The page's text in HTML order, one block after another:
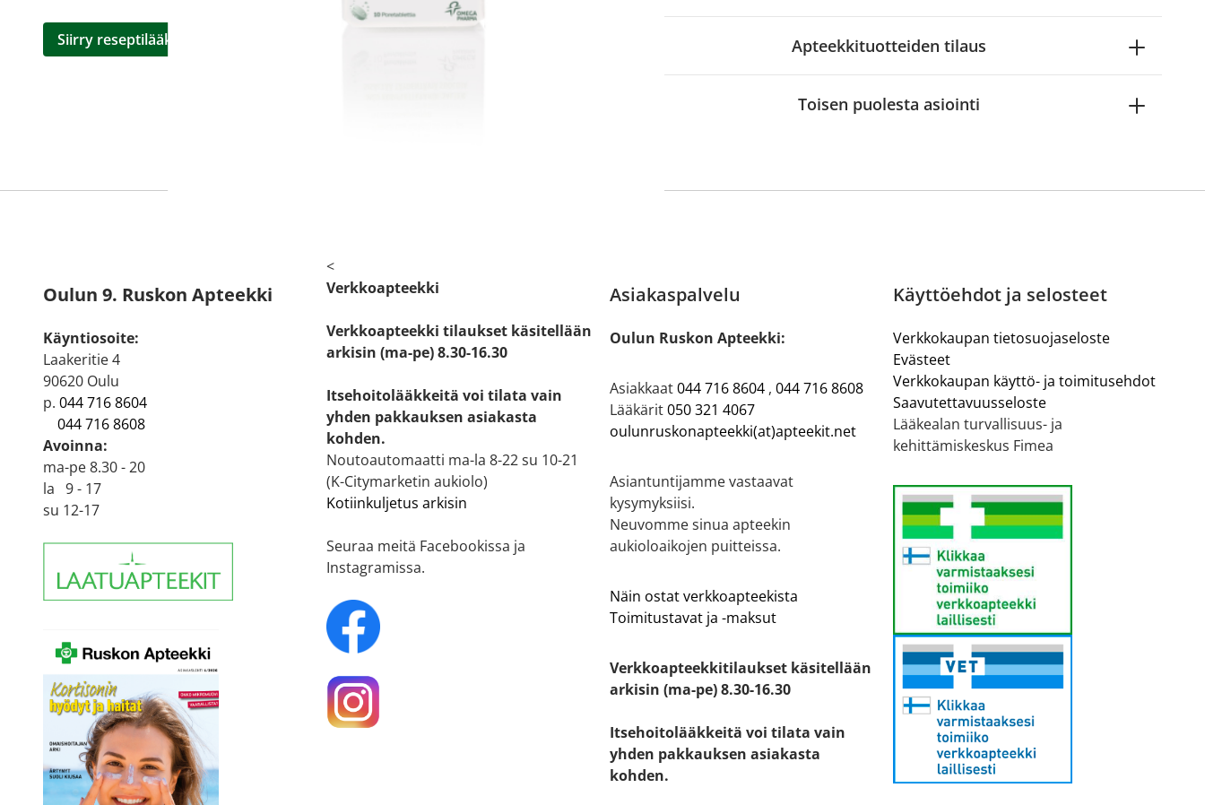
Siirry reseptilääketilaukseen Apteekkituotteiden tilaus
Toisen puolesta asiointi
Oulun 9. Ruskon Apteekki
Käyntiosoite:
Laakeritie 4
90620 Oulu
p. 044 716 8604
044 716 8608
Avoinna:
ma-pe 8.30 - 20
la 9 - 17
su 12-17
<
Verkkoapteekki
Verkkoapteekki tilaukset käsitellään
arkisin (ma-pe) 8.30-16.30
Itsehoitolääkkeitä voi tilata vain
yhden pakkauksen asiakasta
kohden.
Noutoautomaatti ma-la 8-22 su 10-21
(K-Citymarketin aukiolo)
Kotiinkuljetus arkisin
Seuraa meitä Facebookissa ja
Instagramissa.
Asiakaspalvelu
Oulun Ruskon Apteekki:
Asiakkaat044 716 8604 , 044 716 8608
Lääkärit050 321 4067
oulunruskonapteekki(at)apteekit.net
Asiantuntijamme vastaavat
kysymyksiisi.
Neuvomme sinua apteekin
aukioloaikojen puitteissa.
Näin ostat verkkoapteekista
Toimitustavat ja -maksut
Verkkoapteekkitilaukset käsitellään
arkisin (ma-pe) 8.30-16.30
Itsehoitolääkkeitä voi tilata vain
yhden pakkauksen asiakasta
kohden.
Käyttöehdot ja selosteet
Verkkokaupan tietosuojaseloste
Evästeet
Verkkokaupan käyttö- ja toimitusehdot
Saavutettavuusseloste
Lääkealan turvallisuus- ja
kehittämiskeskus Fimea